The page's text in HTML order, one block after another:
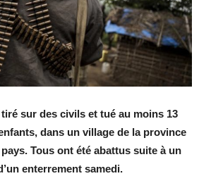
sur des civils et tué au moins 13
dans un village de la province
Tous ont été abattus suite à un
enterrement samedi.